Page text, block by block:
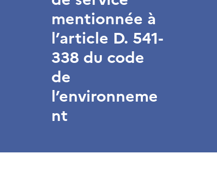
mentionnée à
l’article D. 541-
338 du code
de
l’environneme
nt